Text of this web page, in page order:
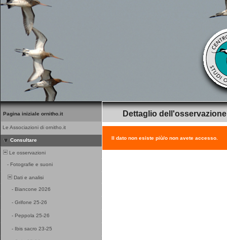
Pagina iniziale ornitho.it
Le Associazioni di ornitho.it
Consultare
Le osservazioni
- Fotografie e suoni
Dati e analisi
- Biancone 2026
- Grifone 25-26
- Peppola 25-26
- Ibis sacro 23-25
Dettaglio dell'osservazione
Il dato non esiste più/o non avete accesso.